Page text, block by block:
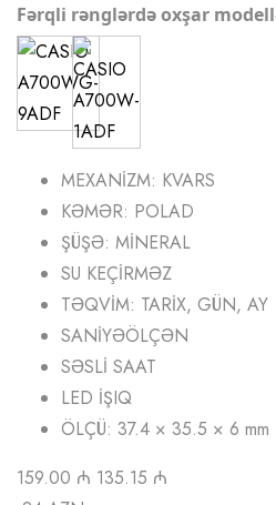
Fərqli rənglərdə oxşar
MEXANİZM: KVARS
KƏMƏR: POLAD
ŞÜŞƏ: MİNERAL
SU KEÇİRMƏZ
TƏQVİM: TARİX, GÜN, AY
SANİYƏÖLÇƏN
SƏSLİ SAAT
LED İŞIQ
ÖLÇÜ: 37.4 × 35.5 × 6 mm
159.00 ₼ 135.15 ₼